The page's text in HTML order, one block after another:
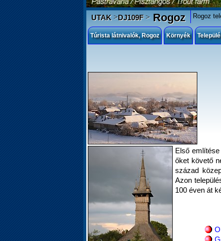
UTAK>DJ109F>Rogoz Rogoz
Túrista látnivalók, Rogoz Környék
Első
őket követő
század
Azon
100 éven át